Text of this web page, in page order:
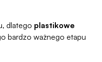
dlatego plastikowe
bardzo ważnego etapu